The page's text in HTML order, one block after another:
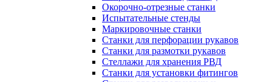
Окорочно-отрезные станки
Испытательные стенды
Маркировочные станки
Станки для перфорации рукавов
Станки для размотки рукавов
Стеллажи для хранения РВД
Станки для установки фитингов